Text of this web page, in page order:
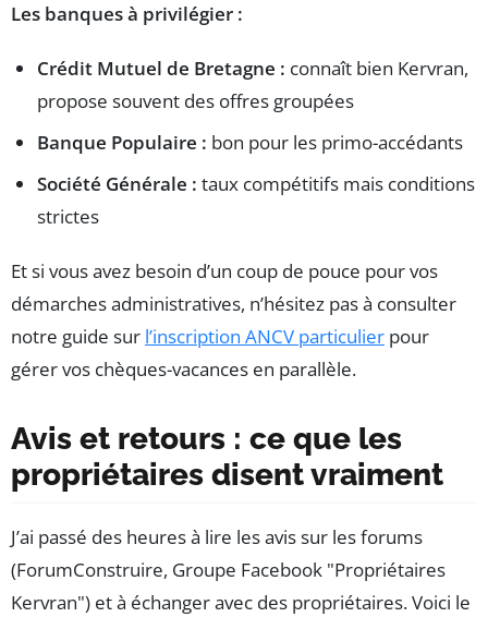
Les banques à privilégier :
Crédit Mutuel de Bretagne : connaît bien Kervran,
propose souvent des offres groupées
Banque Populaire : bon pour les primo-accédants
Société Générale : taux compétitifs mais conditions
strictes
Et si vous avez besoin d’un coup de pouce pour vos
démarches administratives, n’hésitez pas à consulter
notre guide sur l’inscription ANCV particulier pour
gérer vos chèques-vacances en parallèle.
Avis et retours : ce que les
propriétaires disent vraiment
J’ai passé des heures à lire les avis sur les forums
(ForumConstruire, Groupe Facebook "Propriétaires
Kervran") et à échanger avec des propriétaires. Voici le